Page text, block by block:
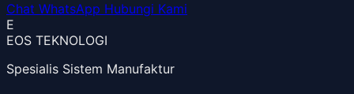
Chat WhatsApp Hubungi Kami
E
EOS TEKNOLOGI
Spesialis Sistem Manufaktur